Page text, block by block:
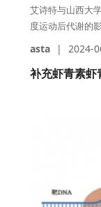
艾诗特与山西大
度运动后代谢的
asta | 2024-